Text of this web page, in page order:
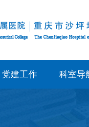
党建工作 科室导